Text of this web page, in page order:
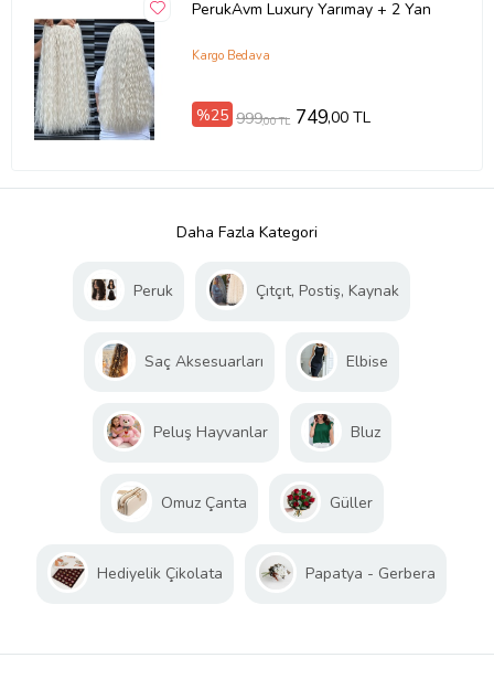
PerukAvm Luxury Yarımay + 2 Yan
Kargo Bedava
%25 999,00 TL 749,00 TL
Daha Fazla Kategori
Peruk Çıtçıt, Postiş, Kaynak
Saç Aksesuarları Elbise
Peluş Hayvanlar Bluz
Omuz Çanta Güller
Hediyelik Çikolata Papatya - Gerbera